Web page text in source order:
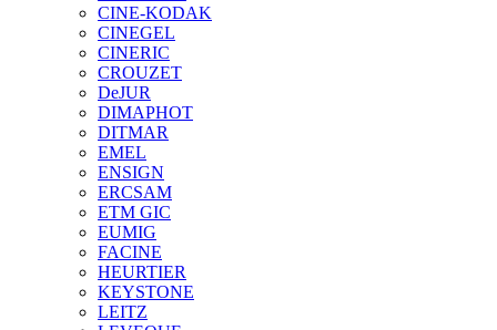
CINE-KODAK
CINEGEL
CINERIC
CROUZET
DeJUR
DIMAPHOT
DITMAR
EMEL
ENSIGN
ERCSAM
ETM GIC
EUMIG
FACINE
HEURTIER
KEYSTONE
LEITZ